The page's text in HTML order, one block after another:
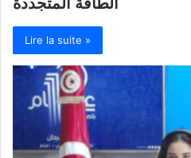
Lire la suite »